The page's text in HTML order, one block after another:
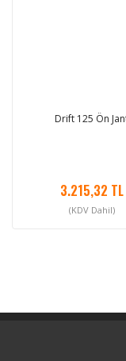
Drift 125 Ön
3.215,32 TL
(KDV Dahil)